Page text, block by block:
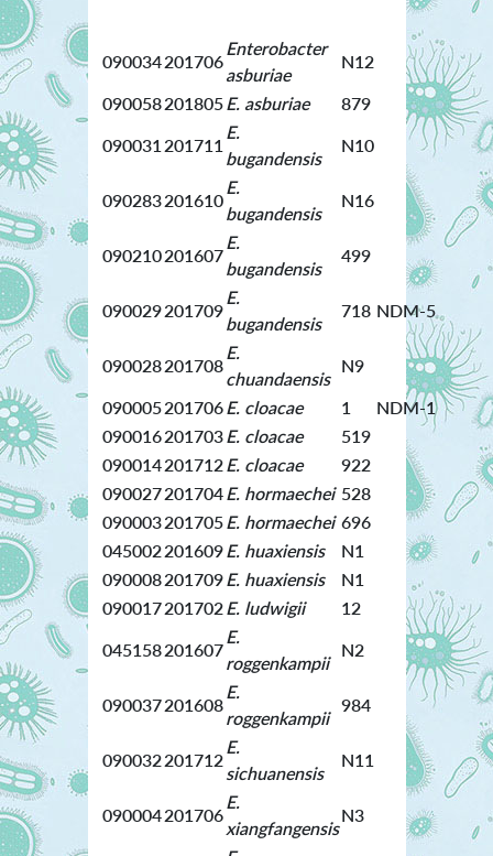
090034201706
Enterobacter
asburiae
N12
090058201805 E. asburiae
879
090031 201711
E.
bugandensis
N10
090283201610
E.
bugandensis
N16
090210201607
E.
bugandensis
499
090029201709
E.
bugandensis
718 NDM-5
090028201708
E.
chuandaensis
N9
090005201706 E. cloacae 1
NDM-1
090016201703 E. cloacae
519
090014201712 E. cloacae
922
090027201704 E. hormaechei 528
090003201705 E. hormaechei 696
045002201609 E. huaxiensis
N1
090008201709 E. huaxiensis
N1
090017201702 E. ludwigii
12
045158201607
E.
roggenkampii
N2
090037201608
E.
roggenkampii
984
090032201712
E.
sichuanensis
N11
090004201706
E.
xiangfangensis
N3